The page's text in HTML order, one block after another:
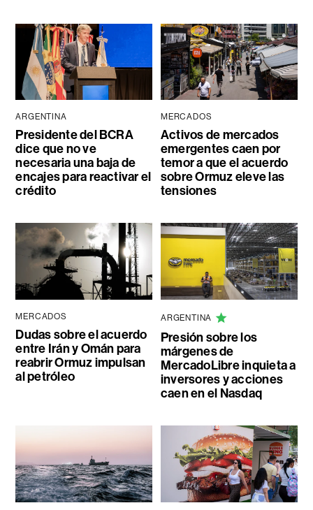
ARGENTINA
Presidente del BCRA
dice que no ve
necesaria una baja de
encajes para reactivar el
crédito
MERCADOS
Activos de mercados
emergentes caen por
temor a que el acuerdo
sobre Ormuz eleve las
tensiones
MERCADOS
Dudas sobre el acuerdo
entre Irán y Omán para
reabrir Ormuz impulsan
al petróleo
ARGENTINA
Presión sobre los
márgenes de
MercadoLibre inquieta a
inversores y acciones
caen en el Nasdaq